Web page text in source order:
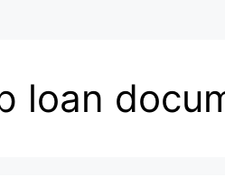
loan